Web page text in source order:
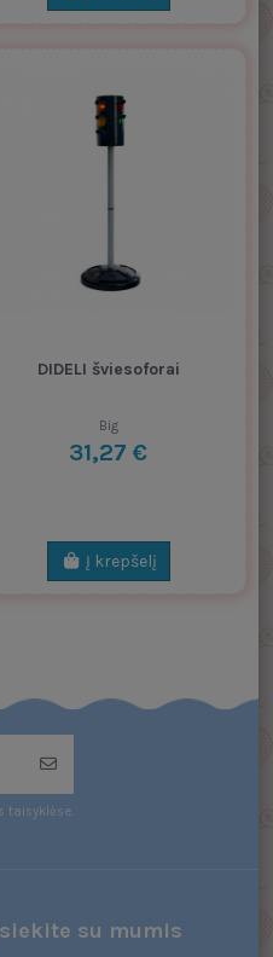
DIDELI šviesoforai
Big
31,27 €
Į krepšelį
su mumis